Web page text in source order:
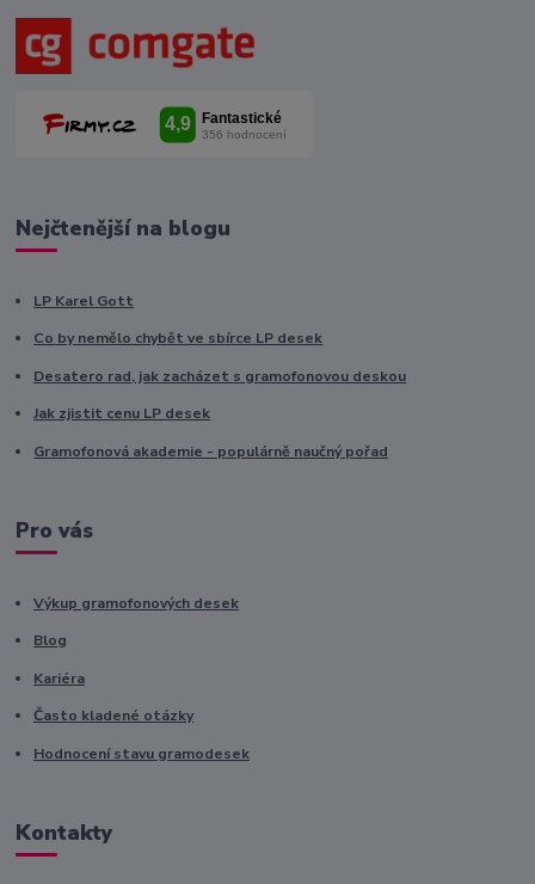
Nejčtenější na blogu
LP Karel Gott
Co by nemělo chybět ve sbírce LP desek
Desatero rad, jak zacházet s gramofonovou deskou
Jak zjistit cenu LP desek
Gramofonová akademie - populárně naučný pořad
Pro vás
Výkup gramofonových desek
Blog
Kariéra
Často kladené otázky
Hodnocení stavu gramodesek
Kontakty